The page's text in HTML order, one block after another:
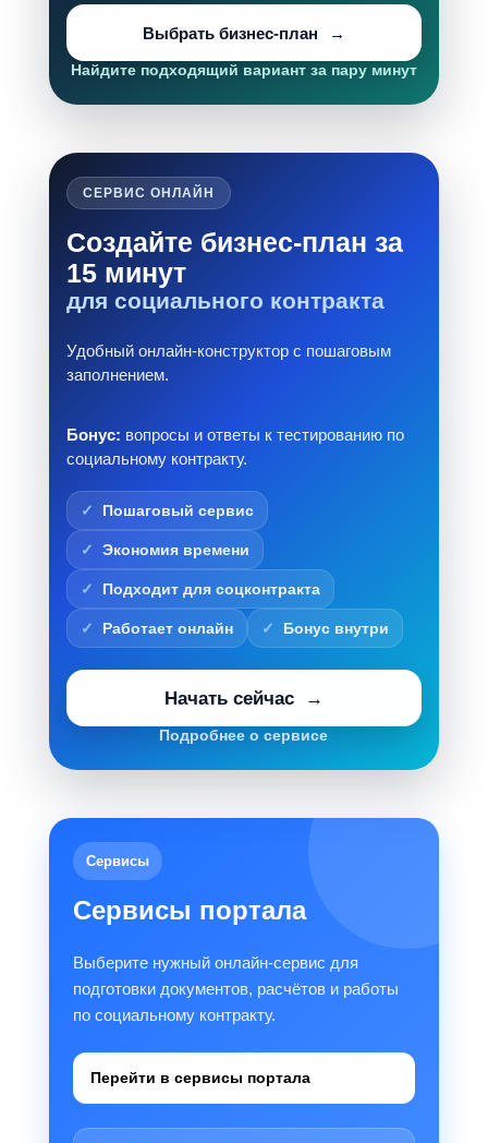
Выбрать бизнес-план
Найдите подходящий вариант за пару минут
СЕРВИС ОНЛАЙН
Создайте бизнес-план за
15 минут
для социального контракта
Удобный онлайн-конструктор с пошаговым
заполнением.
Бонус: вопросы и ответы к тестированию по
социальному контракту.
Пошаговый сервис
Экономия времени
Подходит для соцконтракта
Работает онлайн Бонус внутри
Начать сейчас
Подробнее о сервисе
Сервисы
Сервисы портала
Выберите нужный онлайн-сервис для
подготовки документов, расчётов и работы
по социальному контракту.
Перейти в сервисы портала